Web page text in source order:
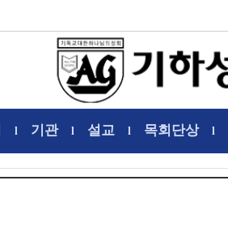
l 기관l 설교 l 목회단상l